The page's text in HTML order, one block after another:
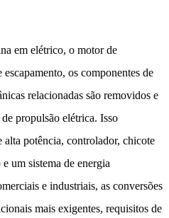
em elétrico, o motor de
os componentes de
relacionadas são removidos e
propulsão elétrica. Isso
potência, controlador, chicote
um sistema de energia
e industriais, as conversões
mais exigentes, requisitos de